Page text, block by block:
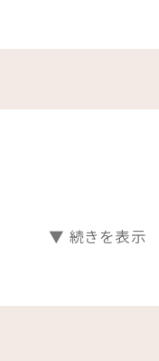
レートタイプのナイ
～22：00（最終受
り営業時間が変更
▼ 続きを表示